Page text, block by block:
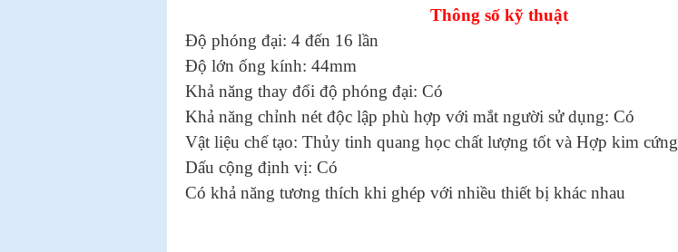
Thông số kỹ thuật
Độ phóng đại: 4 đến 16 lần
Độ lớn ống kính: 44mm
Khả năng thay đổi độ phóng đại: Có
Khả năng chỉnh nét độc lập phù hợp với mắt người sử dụng: Có
Vật liệu chế tạo: Thủy tinh quang học chất lượng tốt và Hợp kim cứng
Dấu cộng định vị: Có
Có khả năng tương thích khi ghép với nhiều thiết bị khác nhau